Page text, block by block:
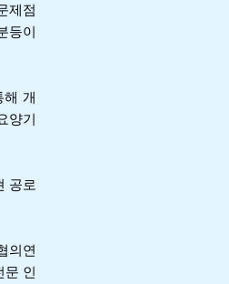
제점
등이
해 개
양기
공로
의연
문 인